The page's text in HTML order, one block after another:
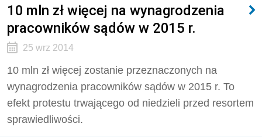
10 mln zł więcej na wynagrodzenia
pracowników sądów w 2015 r.
25 wrz 2014
10 mln zł więcej zostanie przeznaczonych na
wynagrodzenia pracowników sądów w 2015 r. To
efekt protestu trwającego od niedzieli przed resortem
sprawiedliwości.